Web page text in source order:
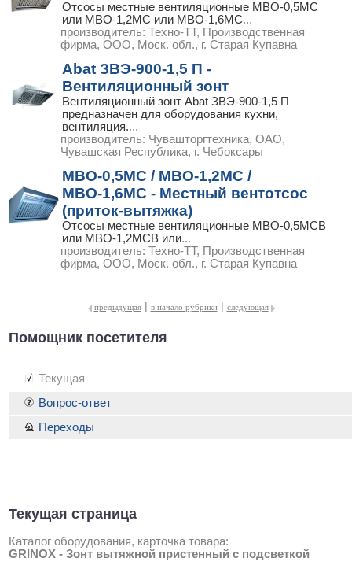
Отсосы местные вентиляционные МВО-0,5МС
или МВО-1,2МС или МВО-1,6МС...
производитель: Техно-ТТ, Производственная
фирма, ООО, Моск. обл., г. Старая Купавна
Abat ЗВЭ-900-1,5 П -
Вентиляционный зонт
Вентиляционный зонт Abat ЗВЭ-900-1,5 П
предназначен для оборудования кухни,
вентиляция....
производитель: Чувашторгтехника, ОАО,
Чувашская Республика, г. Чебоксары
МВО-0,5МС / МВО-1,2МС /
МВО-1,6МС - Местный вентотсос
(приток-вытяжка)
Отсосы местные вентиляционные МВО-0,5МСВ
или МВО-1,2МСВ или...
производитель: Техно-ТТ, Производственная
фирма, ООО, Моск. обл., г. Старая Купавна
предыдущая | в начало рубрики | следующая
Помощник посетителя
Текущая
Текущая страница
Каталог оборудования, карточка товара:
GRINOX - Зонт вытяжной пристенный с подсветкой
Вопрос-ответ
Переходы